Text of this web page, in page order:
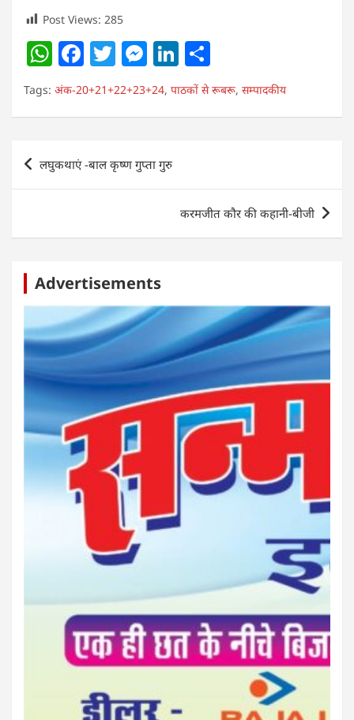
Post Views: 285
W
h
at
s
A
p
F
a
c
e
b
o
k
T
w
itt
er
M
e
ss
e
n
g
Li
n
k
e
n
h
ar
e
Tags: अंक-20+21+22+23+24, पाठकों से रूबरू, सम्पादकीय
Post
navigation
लघुकथाएं -बाल कृष्ण गुप्ता गुरु
करमजीत कौर की कहानी-बीजी
Advertisements
आपकी अपनी पत्रिका